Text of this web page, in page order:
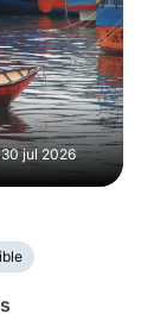
30 jul 2026